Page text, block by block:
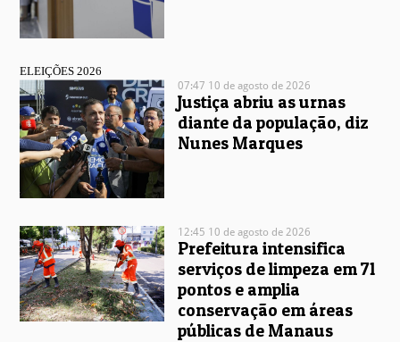
ELEIÇÕES 2026
07:47 10 de agosto de 2026
Justiça abriu as urnas
diante da população, diz
Nunes Marques
12:45 10 de agosto de 2026
Prefeitura intensifica
serviços de limpeza em 71
pontos e amplia
conservação em áreas
públicas de Manaus